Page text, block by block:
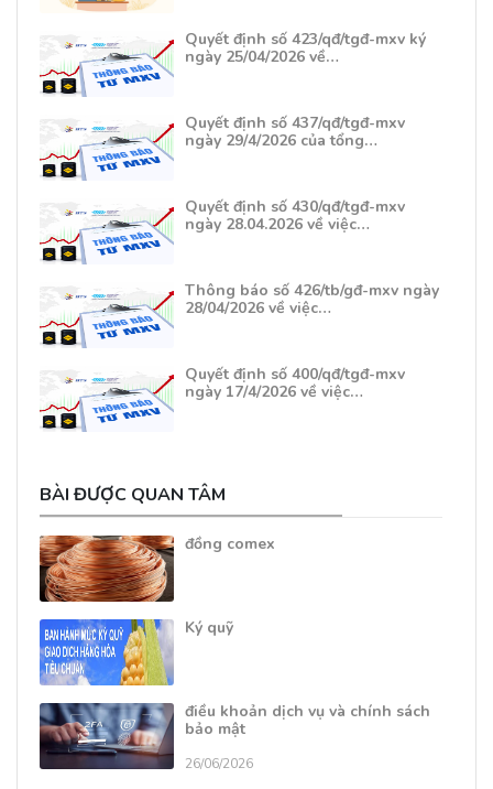
Quyết định số 423/qđ/tgđ-mxv ký
ngày 25/04/2026 về…
Quyết định số 437/qđ/tgđ-mxv
ngày 29/4/2026 của tổng…
Quyết định số 430/qđ/tgđ-mxv
ngày 28.04.2026 về việc…
Thông báo số 426/tb/gđ-mxv ngày
28/04/2026 về việc…
Quyết định số 400/qđ/tgđ-mxv
ngày 17/4/2026 về việc…
BÀI ĐƯỢC QUAN TÂM
đồng comex
Ký quỹ
điều khoản dịch vụ và chính sách
bảo mật
26/06/2026